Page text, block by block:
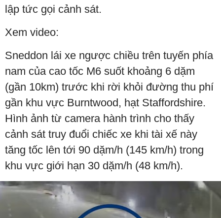
lập tức gọi cảnh sát.
Xem video:
Sneddon lái xe ngược chiều trên tuyến phía
nam của cao tốc M6 suốt khoảng 6 dặm
(gần 10km) trước khi rời khỏi đường thu phí
gần khu vực Burntwood, hạt Staffordshire.
Hình ảnh từ camera hành trình cho thấy
cảnh sát truy đuổi chiếc xe khi tài xế này
tăng tốc lên tới 90 dặm/h (145 km/h) trong
khu vực giới hạn 30 dặm/h (48 km/h).